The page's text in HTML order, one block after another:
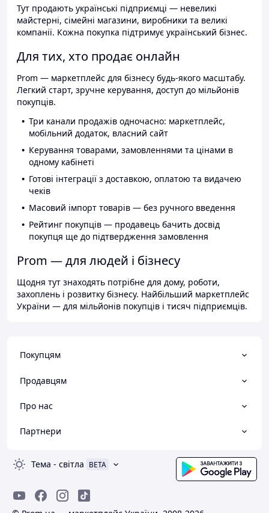
Тут продають українські підприємці — невеликі
майстерні, сімейні магазини, виробники та великі
компанії. Кожна покупка підтримує український бізнес.
Для тих, хто продає онлайн
Prom — маркетплейс для бізнесу будь-якого масштабу.
Легкий старт, зручне керування, доступ до мільйонів
покупців.
Три канали продажів одночасно: маркетплейс,
мобільний додаток, власний сайт
Керування товарами, замовленнями та цінами в
одному кабінеті
Готові інтеграції з доставкою, оплатою та видачею
чеків
Масовий імпорт товарів — без ручного введення
Рейтинг покупців — продавець бачить досвід
покупця ще до підтвердження замовлення
Prom — для людей і бізнесу
Щодня тут знаходять потрібне для дому, роботи,
захоплень і розвитку бізнесу. Найбільший маркетплейс
України — для мільйонів покупців і тисяч підприємців.
Покупцям
Продавцям
Про нас
Партнери
Тема - світла BETA